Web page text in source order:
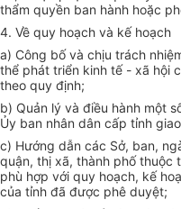
thẩm quyền ban hành hoặc
4. Về quy hoạch và kế hoạch
a) Công bố và chịu trách
thể phát triển kinh tế - xã hội
theo quy định;
b) Quản lý và điều hành một
Ủy ban nhân dân cấp tỉnh
c) Hướng dẫn các Sở, ban,
quận, thị xã, thành phố thuộc
phù hợp với quy hoạch, kế
của tỉnh đã được phê duyệt;